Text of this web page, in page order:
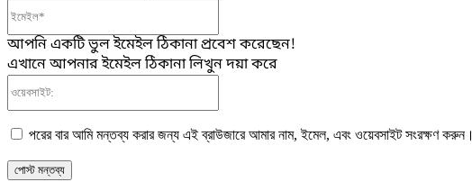
আপনি একটি ভুল ইমেইল ঠিকানা প্রবেশ করেছেন!
এখানে আপনার ইমেইল ঠিকানা লিখুন দয়া করে
পরের বার আমি মন্তব্য করার জন্য এই ব্রাউজারে আমার নাম, ইমেল, এবং ওয়েবসাইট সংরক্ষণ করুন।